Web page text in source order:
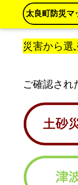
太良町防災マ
災害から選
ご確認され